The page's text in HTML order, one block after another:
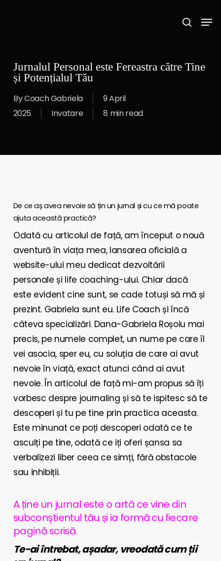
search
Jurnalul Personal este Fereastra către Tine
și Potențialul Tău
ByCoach Gabriela
9 April
2025
Invatare 8 min read
De ce aș avea nevoie să țin un jurnal și cu ce mă poate
ajuta această practică?
Odată cu articolul de față, am început o nouă
aventură în viața mea, lansarea oficială a
website-ului meu dedicat dezvoltării
personale și life coaching-ului. Chiar dacă
este evident cine sunt, se cade totuși să mă și
prezint. Gabriela sunt eu. Life Coach și încă
câteva specializări. Dana-Gabriela Roșoiu mai
precis, pe numele complet, un nume pe care îl
vei asocia, sper eu, cu soluția de care ai avut
nevoie în viață, exact atunci când ai avut
nevoie.În articolul de față mi-am propus să îți
vorbesc despre journaling și să te ispitesc să te
descoperi și tu pe tine prin practica aceasta.
Este minunat ce poți descoperi odată ce te
asculți pe tine, odată ce iți oferi șansa sa
verbalizezi liber ceea ce simți, fără obstacole
sau inhibiții.
A ține un jurnal este o artă ce vine din
subconștientul tău și ia formă cu fiecare
pagină scrisă.
Te-ai întrebat, așadar, vreodată cum ții